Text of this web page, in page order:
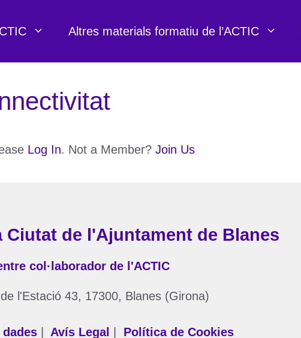
Altres materials formatiu de l’ACTIC
Log In. Not a Member? Join Us
Ciutat de l'Ajuntament de Blanes
col·laborador de l'ACTIC
l'Estació 43, 17300, Blanes (Girona)
Avís Legal Política de Cookies